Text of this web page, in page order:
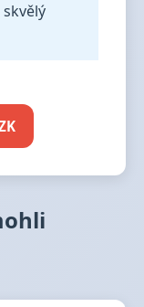
skvělý